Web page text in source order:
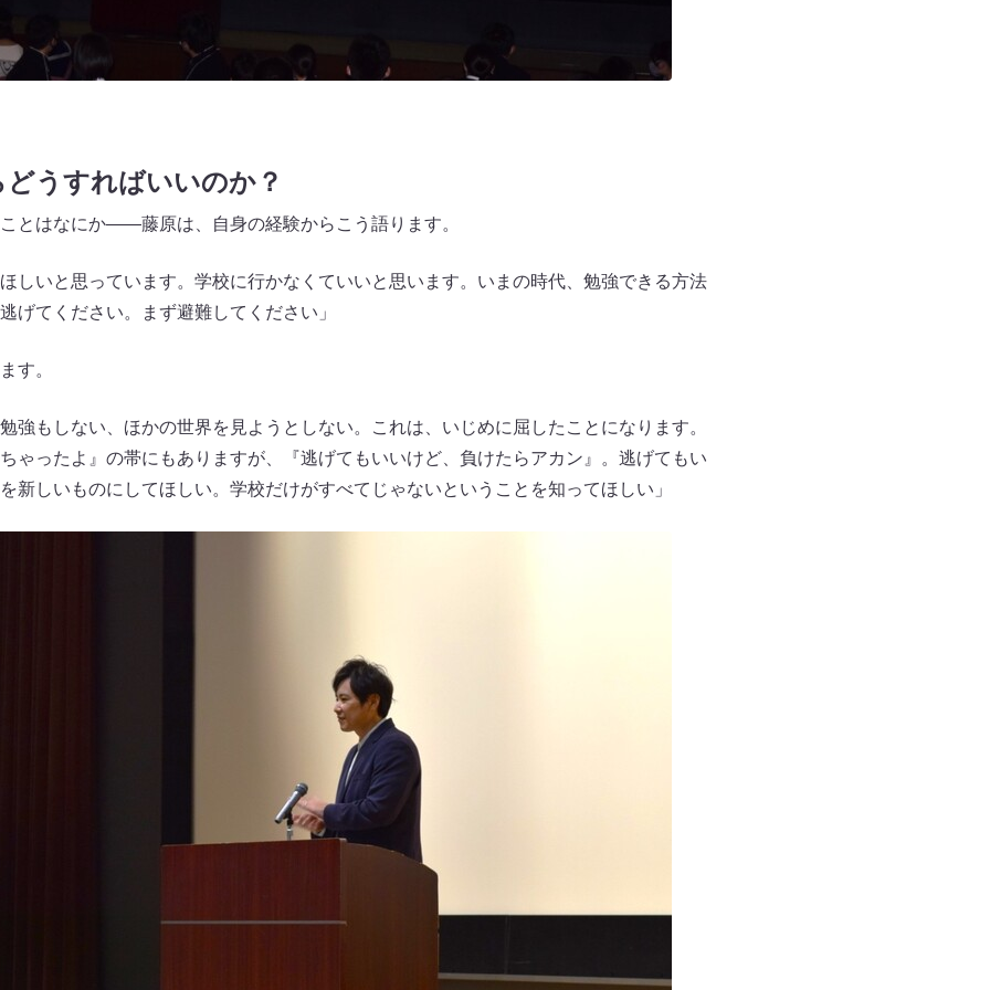
うすればいいのか？
とはなにか――藤原は、自身の経験からこう語ります。
しいと思っています。学校に行かなくていいと思います。いまの時代、勉強できる方法
げてください。まず避難してください」
す。
強もしない、ほかの世界を見ようとしない。これは、いじめに屈したことになります。
ゃったよ』の帯にもありますが、『逃げてもいいけど、負けたらアカン』。逃げてもい
新しいものにしてほしい。学校だけがすべてじゃないということを知ってほしい」